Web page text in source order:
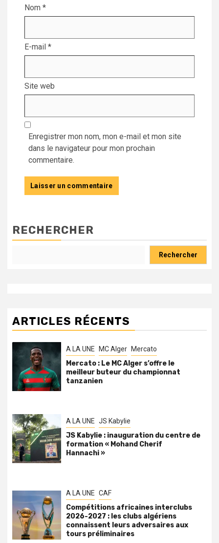
Nom *
E-mail *
Site web
Enregistrer mon nom, mon e-mail et mon site
dans le navigateur pour mon prochain
commentaire.
RECHERCHER
Rechercher
ARTICLES RÉCENTS
A LA UNE MC Alger Mercato
Mercato : Le MC Alger s’offre le
meilleur buteur du championnat
tanzanien
A LA UNE JS Kabylie
JS Kabylie : inauguration du centre de
formation « Mohand Cherif
Hannachi »
A LA UNE CAF
Compétitions africaines interclubs
2026-2027 : les clubs algériens
connaissent leurs adversaires aux
tours préliminaires